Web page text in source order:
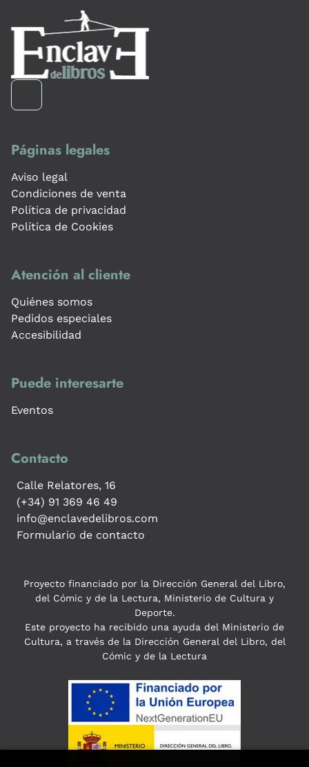
Páginas legales
Aviso legal
Condiciones de venta
Política de privacidad
Política de Cookies
Atención al cliente
Quiénes somos
Pedidos especiales
Accesibilidad
Puede interesarte
Eventos
Contacto
Calle Relatores, 16
(+34) 91 369 46 49
info@enclavedelibros.com
Formulario de contacto
Proyecto financiado por la Dirección General del Libro,
del Cómic y de la Lectura, Ministerio de Cultura y
Deporte.
Este proyecto ha recibido una ayuda del Ministerio de
Cultura, a través de la Dirección General del Libro, del
Cómic y de la Lectura